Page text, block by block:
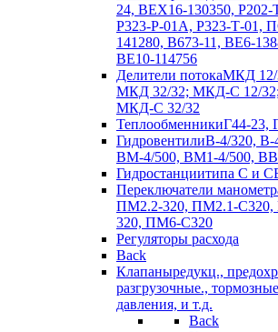
24, ВЕХ16-130350, Р202-
Р323-Р-01А, Р323-Т-01,
141280, В673-11, ВЕ6-
ВЕ10-114756
Делители потокаМКД 12/
МКД 32/32; МКД-С 12/
МКД-С 32/32
ТеплообменникиГ44-23,
ГидровентилиВ-4/320, В-
ВМ-4/500, ВМ1-4/500,
Гидростанциитипа С и
Переключатели
ПМ2.2-320, ПМ2.1-
320, ПМ6-С320
Регуляторы расхода
Back
Клапаныредукц.,
разгрузочные.,
давления, и т.д.
Back